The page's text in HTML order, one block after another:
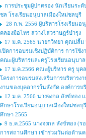
การประชุมผู้ปกครอง นักเรียนระ
ชล โรงเรียนอนุบาลเมืองใหม่ชลบุรี
28 ก.พ. 2556 ผู้บริหารโรงเรียนอ
คลองมือไทร สว่างไสวราษฎร์บำรุง
17 ม.ค. 2565 นายกวิทยา คุณปลื้
เปิดการอบรมเชิงปฏิบัติการ การใช้ง
คณะผู้บริหารและครูโรงเรียนอนุบา
17 ม.ค.2566 คณะผู้บริหาร ครู บุค
โครงการอบรมส่งเสริมการบริหาร
งานของบุคลากรในสังกัด องค์การบ
12 ม.ค. 2566 นางจงกล สังข์ทอง
ศึกษาโรงเรียนอนุบาลเมืองใหม่ชล
ศึกษา 2565
9 ธ.ค.2565 นางจงกล สังข์ทอง (
การสถานศึกษา เข้าร่วมวันต่อต้าน